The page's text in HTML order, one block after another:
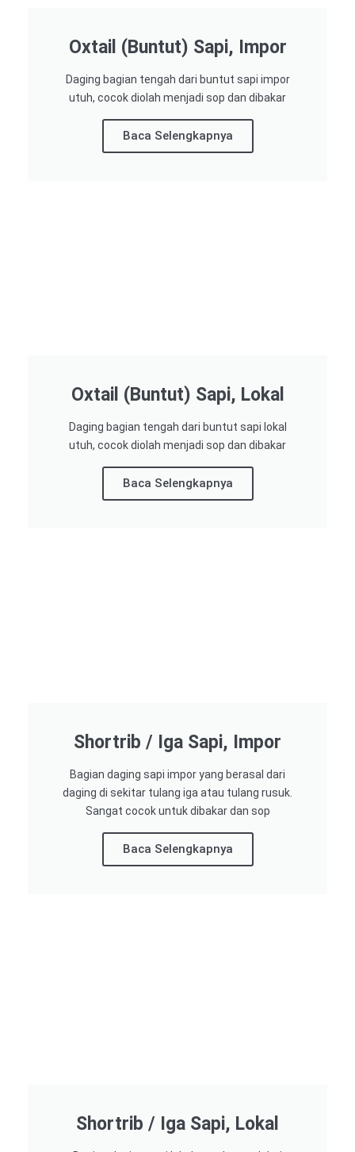
Oxtail (Buntut) Sapi, Impor
Daging bagian tengah dari buntut sapi impor
utuh, cocok diolah menjadi sop dan dibakar
Baca Selengkapnya
Oxtail (Buntut) Sapi, Lokal
Daging bagian tengah dari buntut sapi lokal
utuh, cocok diolah menjadi sop dan dibakar
Baca Selengkapnya
Shortrib / Iga Sapi, Impor
Bagian daging sapi impor yang berasal dari
daging di sekitar tulang iga atau tulang rusuk.
Sangat cocok untuk dibakar dan sop
Baca Selengkapnya
Shortrib / Iga Sapi, Lokal